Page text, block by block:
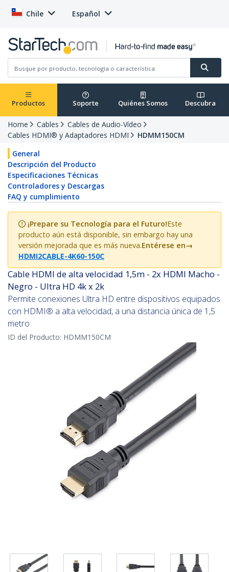
Chile Español
Productos Soporte Quiénes Somos Descubra
Home Cables
Cables de Audio-Vídeo
Cables HDMI® y Adaptadores HDMI
HDMM150CM
General
Descripción del Producto
Especificaciones Técnicas
Controladores y Descargas
FAQ y cumplimiento
¡Prepare su Tecnología para el Futuro!Este
producto aún está disponible, sin embargo hay una
versión mejorada que es más nueva.Entérese en→
HDMI2CABLE-4K60-150C
Cable HDMI de alta velocidad 1,5m - 2x HDMI Macho -
Negro - Ultra HD 4k x 2k
Permite conexiones Ultra HD entre dispositivos equipados
con HDMI® a alta velocidad, a una distancia única de 1,5
metro
ID del Producto: HDMM150CM